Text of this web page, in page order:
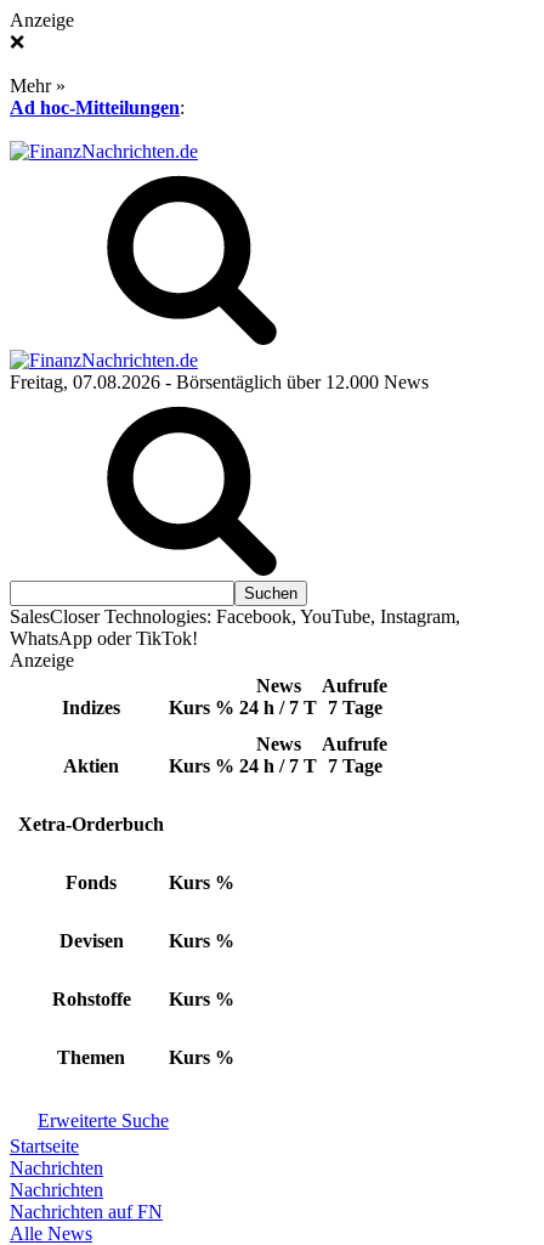
Anzeige
❌
Mehr »
Ad hoc-Mitteilungen:
Freitag, 07.08.2026 - Börsentäglich über 12.000 News
SalesCloser Technologies: Facebook, YouTube, Instagram,
WhatsApp oder TikTok!
Anzeige
Indizes Kurs %
News
24 h / 7 T
Aufrufe
7 Tage
Aktien Kurs %
News
24 h / 7 T
Aufrufe
7 Tage
Xetra-Orderbuch
Fonds Kurs %
Devisen Kurs %
Rohstoffe Kurs %
Themen Kurs %
Erweiterte Suche
Startseite
Nachrichten
Nachrichten
Nachrichten auf FN
Alle News